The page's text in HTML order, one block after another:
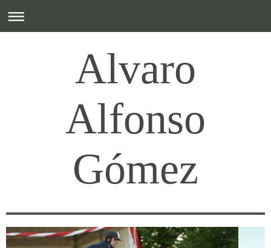
Alvaro
Alfonso
Gómez